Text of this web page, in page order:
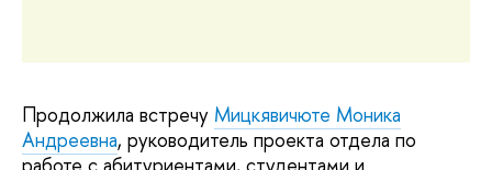
Продолжила встречу Мицкявичюте Моника
Андреевна, руководитель проекта отдела по